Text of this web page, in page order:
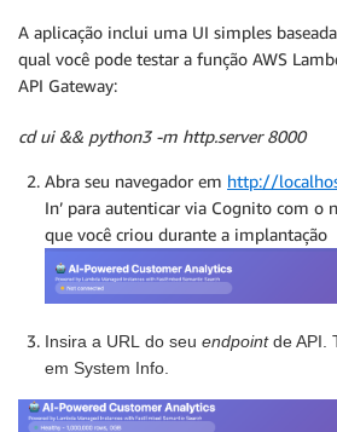
A aplicação inclui uma UI simples
qual você pode testar a função AWS
API Gateway:
cd ui && python3 -m http.server 8000
Abra seu navegador em http://
In’ para autenticar via Cognito com o
que você criou durante a implantação
Insira a URL do seu endpointde API.
em System Info.